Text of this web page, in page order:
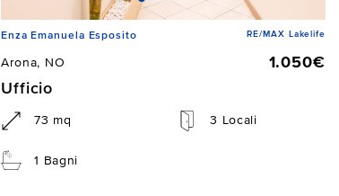
Enza Emanuela Esposito RE/MAX Lakelife
Arona, NO
1.050€
Ufficio
73 mq 3 Locali
1 Bagni